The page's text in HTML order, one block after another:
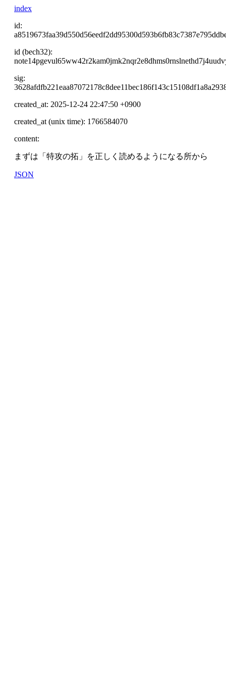
index
id:
id (bech32):
sig:
created_at: 2025-12-24 22:47:50 +0900
created_at (unix time): 1766584070
content:
まずは「特攻の拓」を正しく読めるようになる所から
JSON